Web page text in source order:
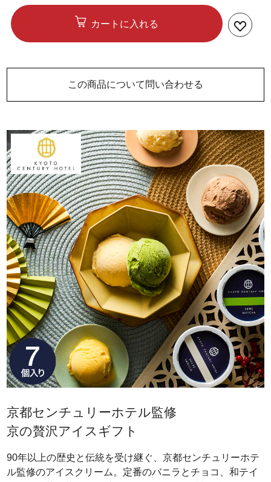
カートに入れる
この商品について問い合わせる
京都センチュリーホテル監修
京の贅沢アイスギフト
90年以上の歴史と伝統を受け継ぐ、京都センチュリーホテ
ル監修のアイスクリーム。定番のバニラとチョコ、和テイ